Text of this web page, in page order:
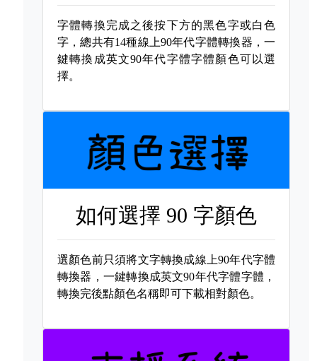
字體轉換完成之後按下方的黑色字或白色
字，總共有14種線上90年代字體轉換器，一
鍵轉換成英文90年代字體字體顏色可以選
擇。
如何選擇 90 字顏色
選顏色前只須將文字轉換成線上90年代字體
轉換器，一鍵轉換成英文90年代字體字體，
轉換完後點顏色名稱即可下載相對顏色。